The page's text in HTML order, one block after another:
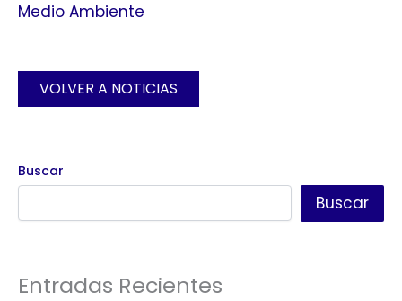
Medio Ambiente
VOLVER A NOTICIAS
Buscar
Buscar
Entradas Recientes